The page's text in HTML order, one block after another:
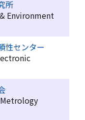
所
Environment
性センター